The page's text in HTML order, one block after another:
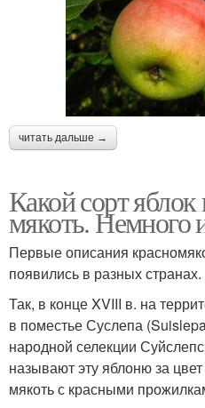
читать дальше →
Какой сорт
мякоть. Немного
Первые описания
появились в разных странах.
Так, в конце XVIII в. на
в поместье Суслепа
народной селекции
называют эту яблоню за
мякоть с красными